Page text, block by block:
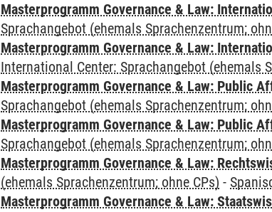
Masterprogramm Governance & Law:
Sprachangebot (ehemals Sprachenzentrum;
Masterprogramm Governance & Law:
International Center: Sprachangebot (ehemals
Masterprogramm Governance & Law: Public
Sprachangebot (ehemals Sprachenzentrum;
Masterprogramm Governance & Law: Public
Sprachangebot (ehemals Sprachenzentrum;
Masterprogramm Governance & Law:
(ehemals Sprachenzentrum; ohne CPs) -
Masterprogramm Governance & Law: